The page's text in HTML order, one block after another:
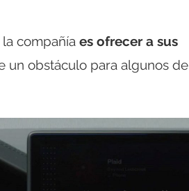
compañía es ofrecer a sus
un obstáculo para algunos de